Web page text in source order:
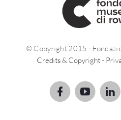
© Copyright 2015 -
Credits & Copyright-